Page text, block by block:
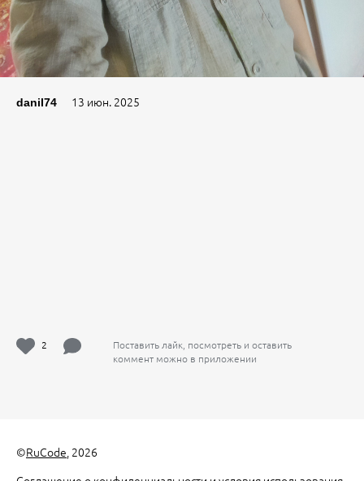
danil74 13 июн. 2025
2
Поставить лайк, посмотреть и оставить
коммент можно в приложении
©RuCode, 2026